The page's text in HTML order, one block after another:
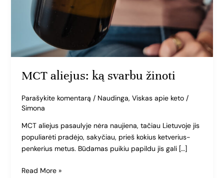
MCT aliejus: ką svarbu žinoti
Parašykite komentarą / Naudinga, Viskas apie keto/
Simona
MCT aliejus pasaulyje nėra naujiena, tačiau Lietuvoje jis
populiarėti pradėjo, sakyčiau, prieš kokius ketverius-
penkerius metus. Būdamas puikiu papildu jis gali […]
Read More »